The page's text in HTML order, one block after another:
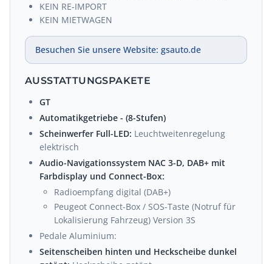
KEIN RE-IMPORT
KEIN MIETWAGEN
Besuchen Sie unsere Website: gsauto.de
AUSSTATTUNGSPAKETE
GT
Automatikgetriebe - (8-Stufen)
Scheinwerfer Full-LED: Leuchtweitenregelung
elektrisch
Audio-Navigationssystem NAC 3-D, DAB+ mit
Farbdisplay und Connect-Box:
Radioempfang digital (DAB+)
Peugeot Connect-Box / SOS-Taste (Notruf für
Lokalisierung Fahrzeug) Version 3S
Pedale Aluminium:
Seitenscheiben hinten und Heckscheibe dunkel